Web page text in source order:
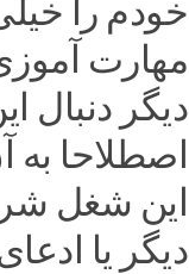
خودم را
مهارت
دیگر دنبال
اصطلاحا به
این شغل
دیگر یا